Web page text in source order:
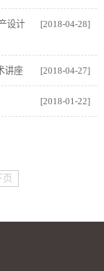
设计
[2018-04-28]
讲座 [2018-04-27]
[2018-01-22]
页